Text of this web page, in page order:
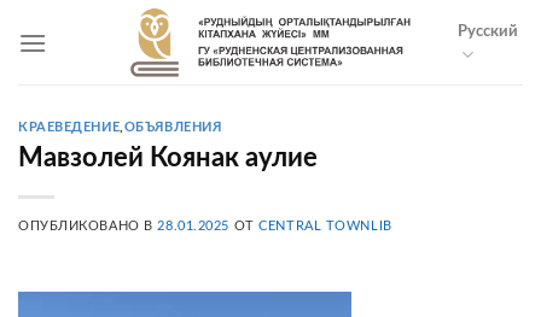
Русский
КРАЕВЕДЕНИЕ ОБЪЯВЛЕНИЯ
Мавзолей Коянак аулие
ОПУБЛИКОВАНО В28.01.2025 ОТCENTRAL TOWNLIB